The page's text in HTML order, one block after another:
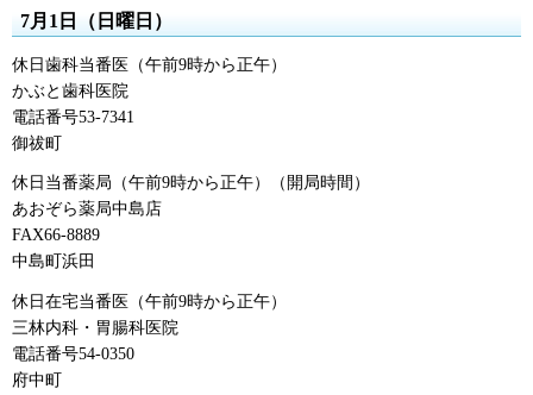
7月1日（日曜日）
休日歯科当番医（午前9時から正午）
かぶと歯科医院
電話番号53-7341
御祓町
休日当番薬局（午前9時から正午）（開局時間）
あおぞら薬局中島店
FAX66-8889
中島町浜田
休日在宅当番医（午前9時から正午）
三林内科・胃腸科医院
電話番号54-0350
府中町